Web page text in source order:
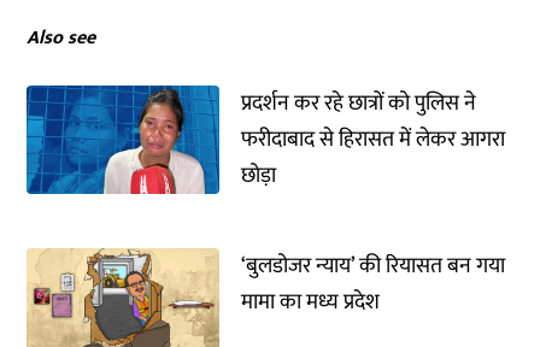
Also see
प्रदर्शन कर रहे छात्रों को पुलिस ने
फरीदाबाद से हिरासत में लेकर आगरा
छोड़ा
‘बुलडोजर न्याय’ की रियासत बन गया
मामा का मध्य प्रदेश